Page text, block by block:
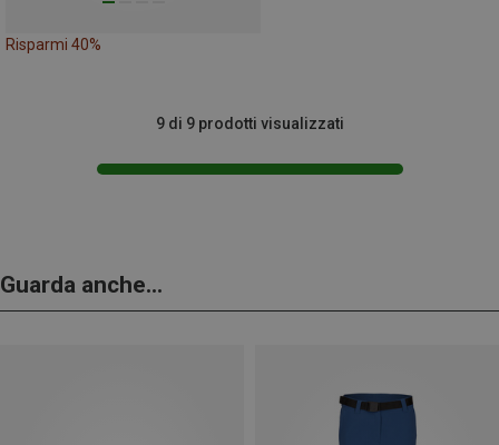
Risparmi 40%
9 di 9 prodotti visualizzati
Guarda anche...